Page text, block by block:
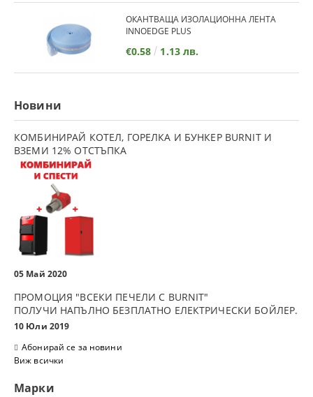
ОКАНТВАЩА ИЗОЛАЦИОННА ЛЕНТА
INNOEDGE PLUS
€0.58 1.13 лв.
Новини
КОМБИНИРАЙ КОТЕЛ, ГОРЕЛКА И БУНКЕР BURNIT И
ВЗЕМИ 12% ОТСТЪПКА
05 Май 2020
ПРОМОЦИЯ "ВСЕКИ ПЕЧЕЛИ С BURNIT"
ПОЛУЧИ НАПЪЛНО БЕЗПЛАТНО ЕЛЕКТРИЧЕСКИ БОЙЛЕР.
10 Юли 2019
Абонирай се за новини
Виж всички
Марки